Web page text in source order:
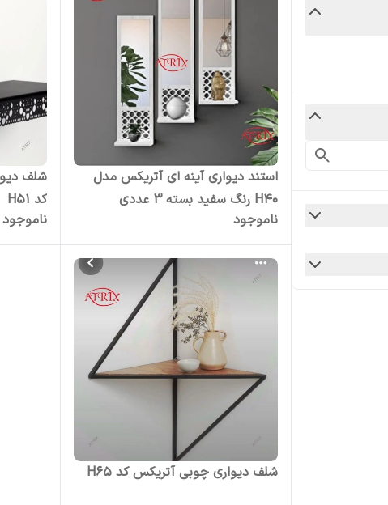
استند دیواری آینه ای آتریکس مدل
H40 رنگ سفید بسته 3 عددی
ناموجود
کد H51
ناموجود
شلف دیواری چوبی آتریکس کد H65